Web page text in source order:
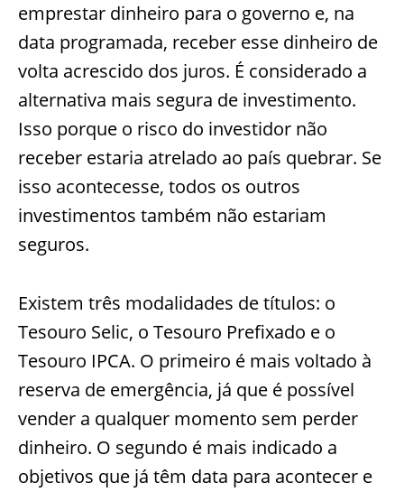
emprestar dinheiro para o governo e, na
data programada, receber esse dinheiro de
volta acrescido dos juros. É considerado a
alternativa mais segura de investimento.
Isso porque o risco do investidor não
receber estaria atrelado ao país quebrar. Se
isso acontecesse, todos os outros
investimentos também não estariam
seguros.
Existem três modalidades de títulos: o
Tesouro Selic, o Tesouro Prefixado e o
Tesouro IPCA. O primeiro é mais voltado à
reserva de emergência, já que é possível
vender a qualquer momento sem perder
dinheiro. O segundo é mais indicado a
objetivos que já têm data para acontecer e